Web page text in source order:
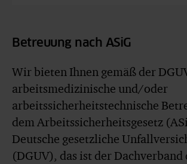
Betreuung nach ASiG
Wir bieten Ihnen gemäß der
arbeitsmedizinische und/oder
arbeitssicherheitstechnische
dem Arbeitssicherheitsgesetz
Deutsche gesetzliche
(DGUV), das ist der Dachverband